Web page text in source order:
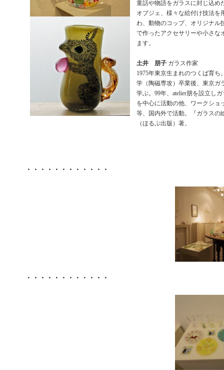
童話や物語をガラスに封じ込め
オブジェ、様々な絵付け技法を
わ、動物のコップ、オリジナル
で作ったアクセサリーや小さな
ます。
土井 朋子 ガラス作家
1975年東京生まれのつくば育ち
学（陶磁専攻）卒業後、東京ガ
学ぶ。99年、atelier朋を設立し
を中心に活動の他、ワークショ
等、国内外で活動。『ガラスの
（ほるぷ出版）著。
・・・・・・・・・・・・
・・・・・・・・・・・・